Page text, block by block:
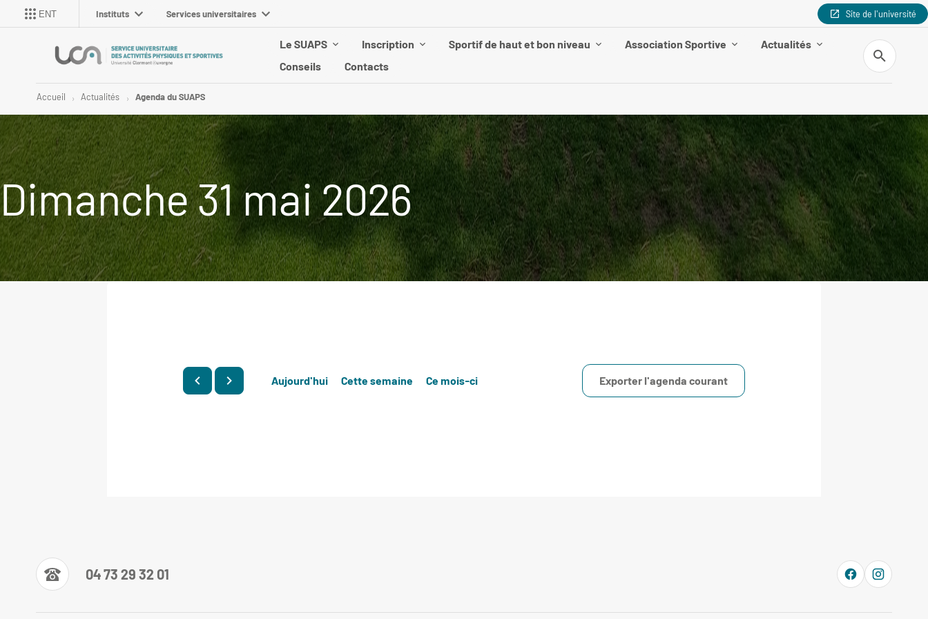
ENT Instituts Services universitaires Site de l'université
Le SUAPS Inscription Sportif de haut et bon niveau Association Sportive
Actualités
Conseils
Contacts
Recherche
Accueil Actualités Agenda du SUAPS
Dimanche 31 mai 2026
Aujourd'hui Cette semaine Ce mois-ci Exporter l'agenda courant
04 73 29 32 01